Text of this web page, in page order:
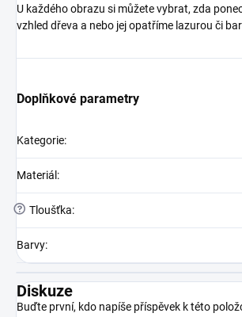
U každého obrazu si můžete vybrat, zda
vzhled dřeva a nebo jej opatříme lazurou či
Doplňkové parametry
Kategorie:
Materiál :
? Tloušťka:
Barvy:
Diskuze
Buďte první, kdo napíše příspěvek k této